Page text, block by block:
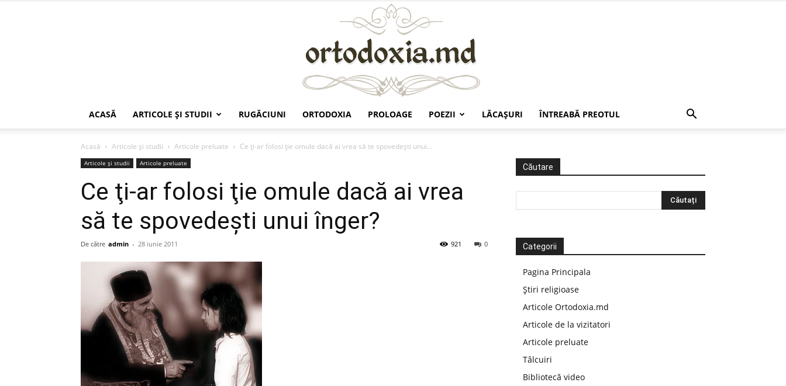
ACASĂ ARTICOLE ŞI STUDII RUGĂCIUNI ORTODOXIA PROLOAGE POEZII LĂCAŞURI ÎNTREABĂ PREOTUL
Acasă Articole şi studii Articole preluate Ce ţi-ar folosi ţie omule dacă ai vrea să te spovedeşti unui...
Articole şi studii Articole preluate
Ce ţi-ar folosi ţie omule dacă ai vrea
să te spovedeşti unui înger?
De către admin - 28 iunie 2011 0
921
Căutare
Categorii
Pagina Principala
Știri religioase
Articole Ortodoxia.md
Articole de la vizitatori
Articole preluate
Tâlcuiri
Bibliotecă video